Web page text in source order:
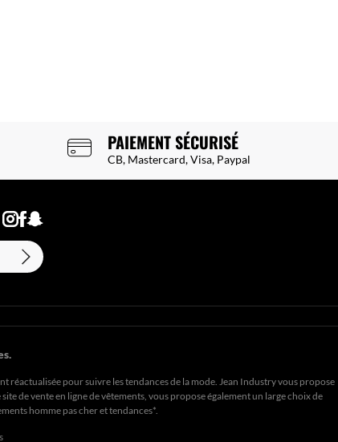
PAIEMENT SÉCURISÉ
CB, Mastercard, Visa, Paypal
réactualisée pour suivre les tendances de la mode. Jean Industry vous propose
de vente en ligne de vêtements, vous propose également un large choix de
homme pas cher et tendances*.